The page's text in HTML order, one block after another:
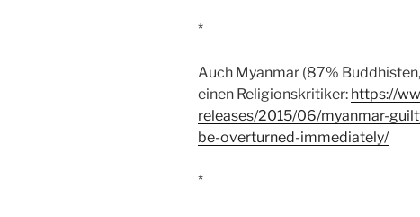
*
Auch Myanmar (87%
einen Religionskritiker: https://
releases/2015/06/myanmar-
be-overturned-immediately/
*